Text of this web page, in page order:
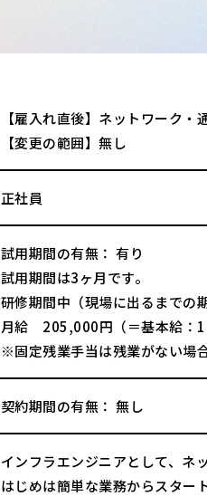
【雇入れ直後】ネットワーク
【変更の範囲】無し
正社員
試用期間の有無： 有り
試用期間は3ヶ月です。
研修期間中（現場に出るまでの
月給 205,000円（＝基本給：
※固定残業手当は残業がない場
契約期間の有無： 無し
インフラエンジニアとして、ネ
はじめは簡単な業務からスター